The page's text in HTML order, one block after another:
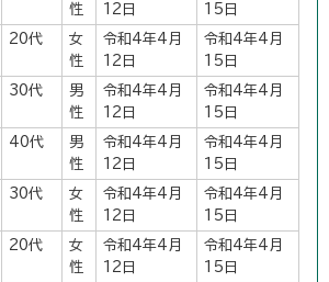
性
12日
15日
20代
女
性
令和4年4月
12日
令和4年4月
15日
30代
男
性
令和4年4月
12日
令和4年4月
15日
40代
男
性
令和4年4月
12日
令和4年4月
15日
30代
女
性
令和4年4月
12日
令和4年4月
15日
20代
女
性
令和4年4月
12日
令和4年4月
15日